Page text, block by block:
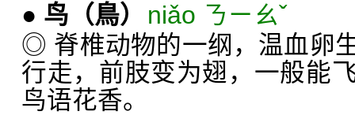
● 鸟 （鳥）
niǎo ㄋㄧㄠˇ
◎ 脊椎动物的一纲，温血卵
行走，前肢变为翅，一般能
鸟语花香。